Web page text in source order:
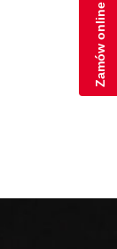
Zamów online